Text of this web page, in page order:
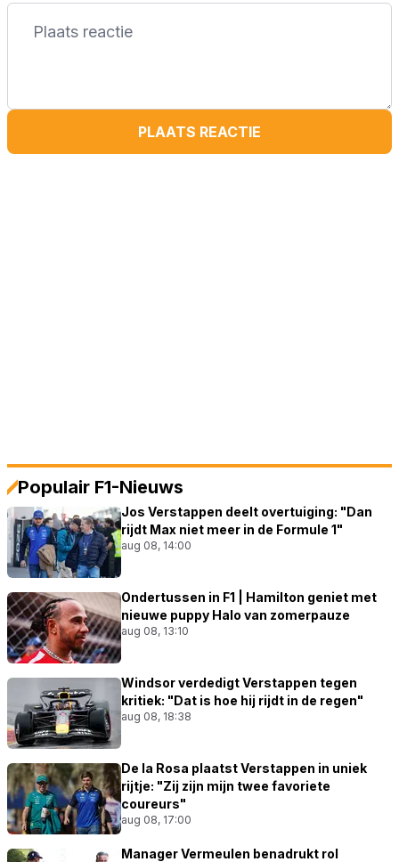
PLAATS REACTIE
Populair F1-Nieuws
Jos Verstappen deelt overtuiging: "Dan
rijdt Max niet meer in de Formule 1"
aug 08, 14:00
Ondertussen in F1 | Hamilton geniet met
nieuwe puppy Halo van zomerpauze
aug 08, 13:10
Windsor verdedigt Verstappen tegen
kritiek: "Dat is hoe hij rijdt in de regen"
aug 08, 18:38
De la Rosa plaatst Verstappen in uniek
rijtje: "Zij zijn mijn twee favoriete
coureurs"
aug 08, 17:00
Manager Vermeulen benadrukt rol